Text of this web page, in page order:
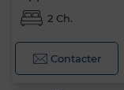
2 Ch.
Contacter